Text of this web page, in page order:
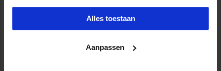
Alles toestaan
Aanpassen